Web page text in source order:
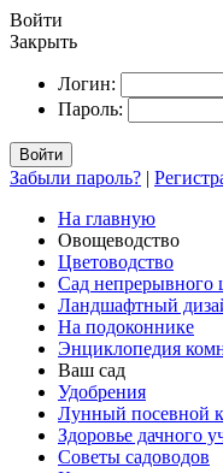
Войти
Закрыть
Логин:
Пароль:
Войти
Забыли пароль? |
На главную
Овощеводство
Цветоводство
Сад непрерывного
Ландшафтный
На подоконнике
Энциклопедия
Ваш сад
Удобрения
Лунный посевной
Здоровье дачного
Советы садоводов